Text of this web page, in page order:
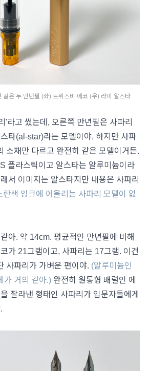
같은 두 만년필 (좌) 트위스비 에코 (우) 라미 알스타
'라고 썼는데, 오른쪽 만년필은 사파리
타(al-star)라는 모델이야. 하지만 사파
소재만 다르고 완전히 같은 모델이거든.
플라스틱이고 알스타는 알루미늄이라
서 이미지는 알스타지만 내용은 사파리
란색 잉크에 어울리는 사파리 모델이 없
아. 약 14cm. 평균적인 만년필에 비해
가 21그램이고, 사파리는 17그램. 이건
사파리가 가벼운 편이야. (알루미늄인
가 거의 같아.) 완전히 원통형 배럴인 에
잘라낸 형태인 사파리가 입문자들에게